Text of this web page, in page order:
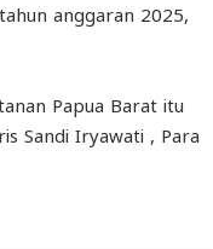
anggaran 2025,
Papua Barat itu
Sandi Iryawati , Para